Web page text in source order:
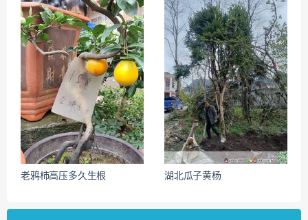
老鸦柿高压多久生根 湖北瓜子黄杨